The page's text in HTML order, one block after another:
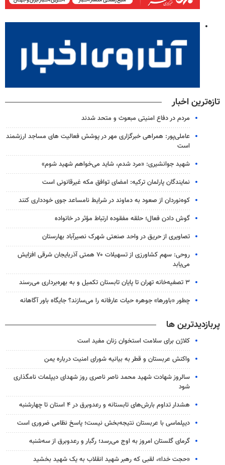
تازه‌ترین اخبار
مردم در دفاع امنیتی مبعوث و متحد شدند
عاملی‌پور: همراهی خبرگزاری مهر در پوشش فعالیت های مساجد ارزشمند
است
شهید جوانشیری: «مرد شدم، شاید می‌خواهم شهید شوم»
نمایندگان پارلمان ترکیه: امضای توافق مکه غیرقانونی است
کوه‌نوردان از صعود به دماوند در شرایط نامساعد جوی خودداری کنند
گوش دادن فعال؛ حلقه مفقوده ارتباط مؤثر در خانواده
تصاویری از حریق در واحد صنعتی شهرک نصیرآباد بهارستان
روحی: سهم کشاورزی از تسهیلات ۷۰ همتی آذربایجان شرقی افزایش
می‌یابد
۳ ﺗﺼﻔﻴﻪ‌ﺧﺎﻧﻪ‌ تهران تا پایان تابستان تکمیل و به بهره‌برداری می‌رسند
چطور «باورها» جوهره حیات عارفانه را می‌سازند؟ جایگاه باور آگاهانه
پربازدیدترین ها
کلاژن برای سلامت استخوان زنان مفید است
واکنش عربستان و قطر به بیانیه شورای امنیت درباره یمن
سالروز شهادت شهید محمد ناصر ناصری روز شهدای دیپلمات نامگذاری
شود
هشدار تداوم بارش‌های تابستانه و رعدوبرق در ۴ استان تا چهارشنبه
دیپلماسی با عربستان نتیجه‌بخش نیست؛ پاسخ نظامی ضروری است
گرمای گلستان امروز به اوج می‌رسد؛ رگبار و رعدوبرق از سه‌شنبه
«حجت خدا»، لقبی که رهبر شهید انقلاب به یک شهید بخشید